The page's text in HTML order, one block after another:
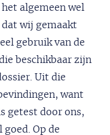
algemeen wel
wij gemaakt
gebruik van de
beschikbaar zijn
Uit die
want
getest door ons,
Op de